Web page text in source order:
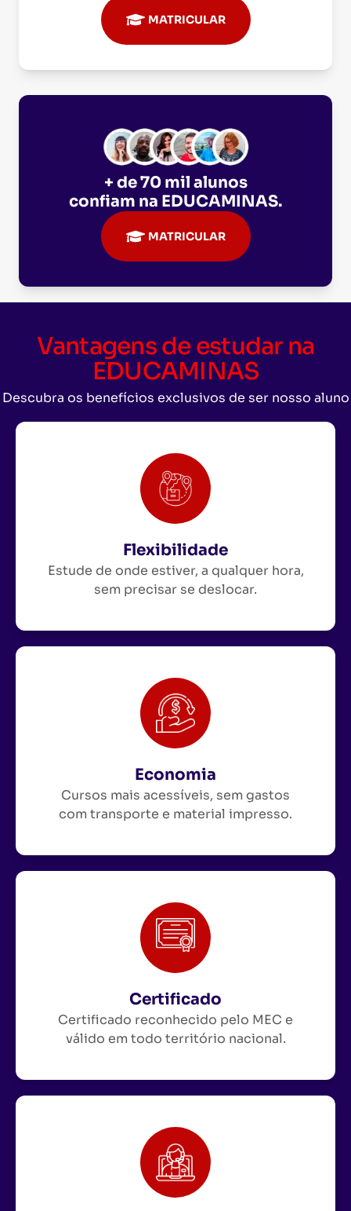
MATRICULAR
+ de 70 mil alunos
confiam na EDUCAMINAS.
MATRICULAR
Vantagens de estudar na
EDUCAMINAS
Descubra os benefícios exclusivos de ser nosso aluno
Flexibilidade
Estude de onde estiver, a qualquer hora,
sem precisar se deslocar.
Economia
Cursos mais acessíveis, sem gastos
com transporte e material impresso.
Certificado
Certificado reconhecido pelo MEC e
válido em todo território nacional.